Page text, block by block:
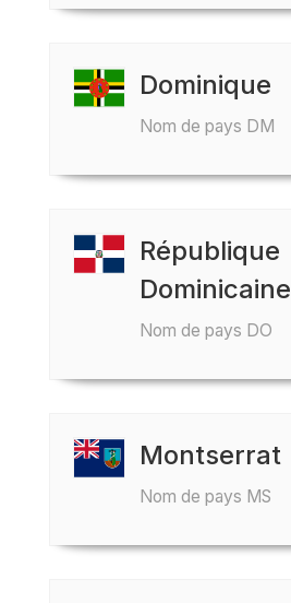
Dominique
Nom de pays DM
République
Dominicaine
Nom de pays DO
Montserrat
Nom de pays MS